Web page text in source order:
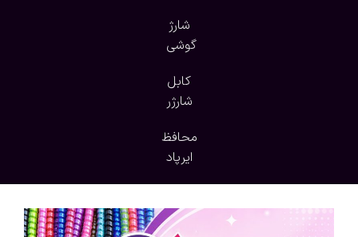
شارژ
گوشی
کابل
شارژر
محافظ
ایرپاد